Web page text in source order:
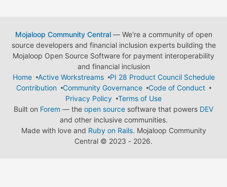
Mojaloop Community Central— We're a community of open
source developers and financial inclusion experts building the
Mojaloop Open Source Software for payment interoperability
and financial inclusion
Home
Active Workstreams
PI 28 Product Council Schedule
Contribution
Community Governance
Code of Conduct
Privacy Policy
Terms of Use
Built on Forem — the open source software that powers DEV
and other inclusive communities.
Made with love and Ruby on Rails. Mojaloop Community
Central © 2023 - 2026.